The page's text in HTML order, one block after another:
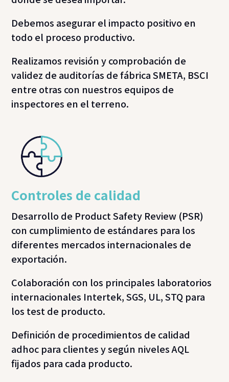
Debemos asegurar el impacto positivo en
todo el proceso productivo.
Realizamos revisión y comprobación de
validez de auditorías de fábrica SMETA, BSCI
entre otras con nuestros equipos de
inspectores en el terreno.
Controles de calidad
Desarrollo de Product Safety Review (PSR)
con cumplimiento de estándares para los
diferentes mercados internacionales de
exportación.
Colaboración con los principales laboratorios
internacionales Intertek, SGS, UL, STQ para
los test de producto.
Definición de procedimientos de calidad
adhoc para clientes y según niveles AQL
fijados para cada producto.